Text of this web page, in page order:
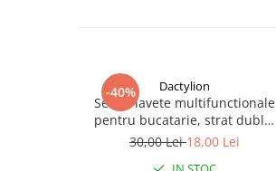
-40% Dactylion
Set 15 lavete multifunctionale
pentru bucatarie, strat dublu,
microfibra metalica, nu lasa
30,00 Lei18,00 Lei